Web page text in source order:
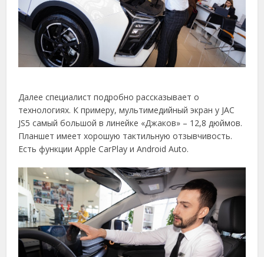
Далее специалист подробно рассказывает о
технологиях. К примеру, мультимедийный экран у JAC
JS5 самый большой в линейке «Джаков» – 12,8 дюймов.
Планшет имеет хорошую тактильную отзывчивость.
Есть функции Apple CarPlay и Android Auto.